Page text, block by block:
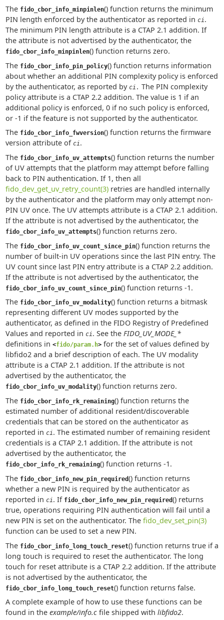
The fido_cbor_info_minpinlen() function returns the minimum
PIN length enforced by the authenticator as reported in ci.
The minimum PIN length attribute is a CTAP 2.1 addition. If
the attribute is not advertised by the authenticator, the
fido_cbor_info_minpinlen() function returns zero.
The fido_cbor_info_pin_policy() function returns information
about whether an additional PIN complexity policy is enforced
by the authenticator, as reported by ci. The PIN complexity
policy attribute is a CTAP 2.2 addition. The value is 1 if an
additional policy is enforced, 0 if no such policy is enforced,
or -1 if the feature is not supported by the authenticator.
The fido_cbor_info_fwversion() function returns the firmware
version attribute of ci.
The fido_cbor_info_uv_attempts() function returns the number
of UV attempts that the platform may attempt before falling
back to PIN authentication. If 1, then all
fido_dev_get_uv_retry_count(3)retries are handled internally
by the authenticator and the platform may only attempt non-
PIN UV once. The UV attempts attribute is a CTAP 2.1 addition.
If the attribute is not advertised by the authenticator, the
fido_cbor_info_uv_attempts() function returns zero.
The fido_cbor_info_uv_count_since_pin() function returns the
number of built-in UV operations since the last PIN entry. The
UV count since last PIN entry attribute is a CTAP 2.2 addition.
If the attribute is not advertised by the authenticator, the
fido_cbor_info_uv_count_since_pin() function returns -1.
The fido_cbor_info_uv_modality() function returns a bitmask
representing different UV modes supported by the
authenticator, as defined in the FIDO Registry of Predefined
Values and reported in ci. See the FIDO_UV_MODE_*
definitions in <fido/param.h>for the set of values defined by
libfido2 and a brief description of each. The UV modality
attribute is a CTAP 2.1 addition. If the attribute is not
advertised by the authenticator, the
fido_cbor_info_uv_modality() function returns zero.
The fido_cbor_info_rk_remaining() function returns the
estimated number of additional resident/discoverable
credentials that can be stored on the authenticator as
reported in ci. The estimated number of remaining resident
credentials is a CTAP 2.1 addition. If the attribute is not
advertised by the authenticator, the
fido_cbor_info_rk_remaining() function returns -1.
The fido_cbor_info_new_pin_required() function returns
whether a new PIN is required by the authenticator as
reported in ci. If fido_cbor_info_new_pin_required() returns
true, operations requiring PIN authentication will fail until a
new PIN is set on the authenticator. The fido_dev_set_pin(3)
function can be used to set a new PIN.
The fido_cbor_info_long_touch_reset() function returns true if a
long touch is required to reset the authenticator. The long
touch for reset attribute is a CTAP 2.2 addition. If the attribute
is not advertised by the authenticator, the
fido_cbor_info_long_touch_reset() function returns false.
A complete example of how to use these functions can be
found in the example/info.cfile shipped with libfido2.